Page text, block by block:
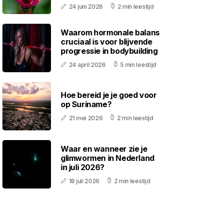
24 juni 2026 2 min leestijd
Waarom hormonale balans
cruciaal is voor blijvende
progressie in bodybuilding
24 april 2026 5 min leestijd
Hoe bereid je je goed voor
op Suriname?
21 mei 2026 2 min leestijd
Waar en wanneer zie je
glimwormen in Nederland
in juli 2026?
18 juli 2026 2 min leestijd